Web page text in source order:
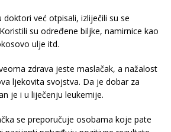
već otpisali, izliječili su se
su određene biljke, namirnice kao
ulje itd.
zdrava jeste maslačak, a nažalost
ljekovita svojstva. Da je dobar za
je i u liječenju leukemije.
se preporučuje osobama koje pate